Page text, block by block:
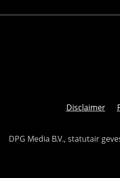
Disclaimer
DPG Media B.V., statutair